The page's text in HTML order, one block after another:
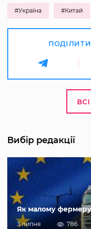
#Україна #Китай
Вибір редакції
Як малому
3 липня 786